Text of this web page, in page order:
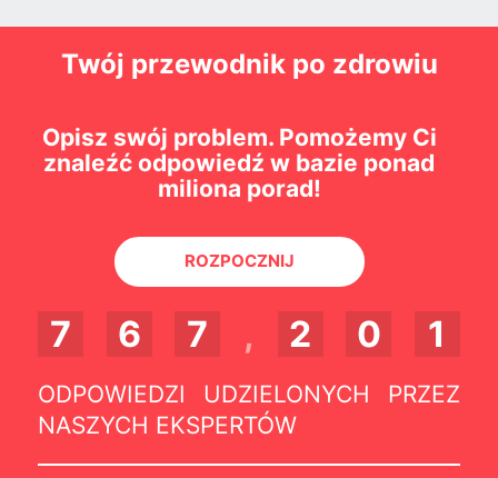
Twój przewodnik po zdrowiu
Opisz swój problem. Pomożemy Ci
znaleźć odpowiedź w bazie ponad
miliona porad!
ROZPOCZNIJ
7 6 7 , 2 0 1
ODPOWIEDZI UDZIELONYCH PRZEZ
NASZYCH EKSPERTÓW